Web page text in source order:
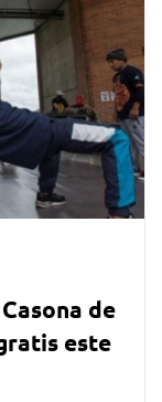
de
este